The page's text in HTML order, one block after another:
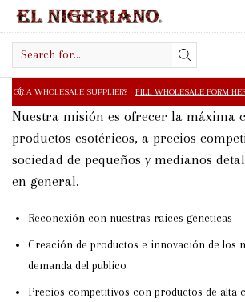
input
SUPPLIER? FILL WHOLESALE FORM HERE
Nuestra misión es ofrecer la máxima
productos esotéricos, a precios
sociedad de pequeños y medianos
en general.
Reconexión con nuestras raices geneticas
Creación de productos e innovación de los
demanda del publico
Precios competitivos con productos de alta